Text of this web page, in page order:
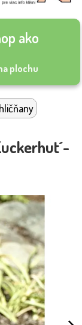
ako
plochu